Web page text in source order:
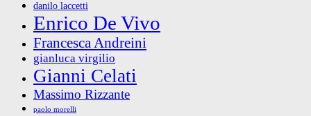
danilo laccetti
Enrico De Vivo
Francesca Andreini
gianluca virgilio
Gianni Celati
Massimo Rizzante
paolo morelli